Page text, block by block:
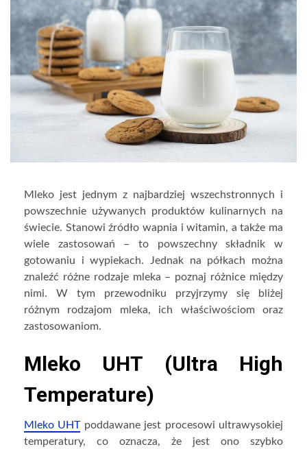
Mleko jest jednym z najbardziej wszechstronnych i
powszechnie używanych produktów kulinarnych na
świecie. Stanowi źródło wapnia i witamin, a także ma
wiele zastosowań – to powszechny składnik w
gotowaniu i wypiekach. Jednak na półkach można
znaleźć różne rodzaje mleka – poznaj różnice między
nimi. W tym przewodniku przyjrzymy się bliżej
różnym rodzajom mleka, ich właściwościom oraz
zastosowaniom.
Mleko UHT (Ultra High
Temperature)
Mleko UHTpoddawane jest procesowi ultrawysokiej
temperatury, co oznacza, że jest ono szybko